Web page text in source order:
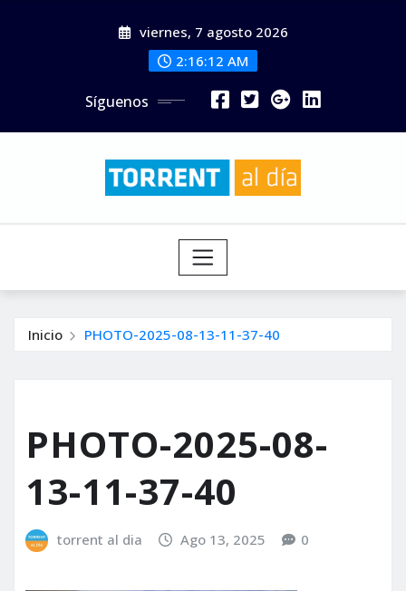
viernes, 7 agosto 2026
2:16:14 AM
Síguenos
Inicio PHOTO-2025-08-13-11-37-40
PHOTO-2025-08-
13-11-37-40
torrent al dia Ago 13, 2025 0